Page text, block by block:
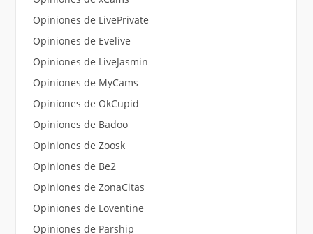
Opiniones de LivePrivate
Opiniones de Evelive
Opiniones de LiveJasmin
Opiniones de MyCams
Opiniones de OkCupid
Opiniones de Badoo
Opiniones de Zoosk
Opiniones de Be2
Opiniones de ZonaCitas
Opiniones de Loventine
Opiniones de Parship